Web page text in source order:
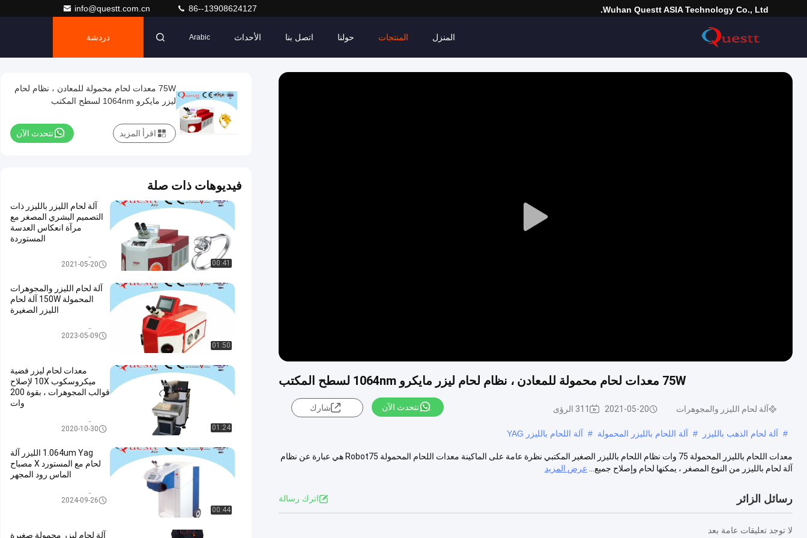
Wuhan Questt ASIA Technology Co., Ltd.
info@questt.com.cn 86--13908624127
المنزل المنتجات حولنا اتصل بنا الأحداث Arabic دردشة
Play
75W معدات لحام محمولة للمعادن ، نظام لحام ليزر مايكرو 1064nm لسطح المكتب
آلة لحام الليزر والمجوهرات 2021-05-20 311 الرؤى نتحدث الآن شارك
# آلة لحام الذهب بالليزر # آلة اللحام بالليزر المحمولة # آلة اللحام بالليزر YAG
معدات اللحام بالليزر المحمولة 75 وات نظام اللحام بالليزر الصغير المكتبي نظرة عامة على الماكينة معدات اللحام المحمولة Robot75 هي عبارة عن نظام
آلة لحام بالليزر من النوع المصغر ، يمكنها لحام وإصلاح جميع...
عرض المزيد
رسائل الزائر اترك رسالة
لا توجد تعليقات عامة بعد
75W معدات لحام محمولة للمعادن ، نظام لحام
ليزر مايكرو 1064nm لسطح المكتب
نتحدث الآن اقرأ المزيد
فيديوهات ذات صلة
00:41
آلة لحام الليزر بالليزر ذات
التصميم البشري المصغر مع
مرآة انعكاس العدسة
المستوردة
آلة لحام الليزر والمجوهرات
2021-05-20
01:50
آلة لحام الليزر والمجوهرات
المحمولة 150W آلة لحام
الليزر الصغيرة
آلة لحام الليزر والمجوهرات
2023-05-09
01:24
معدات لحام ليزر فضية
ميكروسكوب 10X لإصلاح
قوالب المجوهرات ، بقوة 200
وات
آلة لحام الليزر والمجوهرات
2020-10-30
00:44
1.064um Yag الليزر آلة
لحام مع المستورد X مصباح
الماس رود المجهر
آلة لحام الليزر والمجوهرات
2024-09-26
آلة لحام ليزر محمولة صغيرة